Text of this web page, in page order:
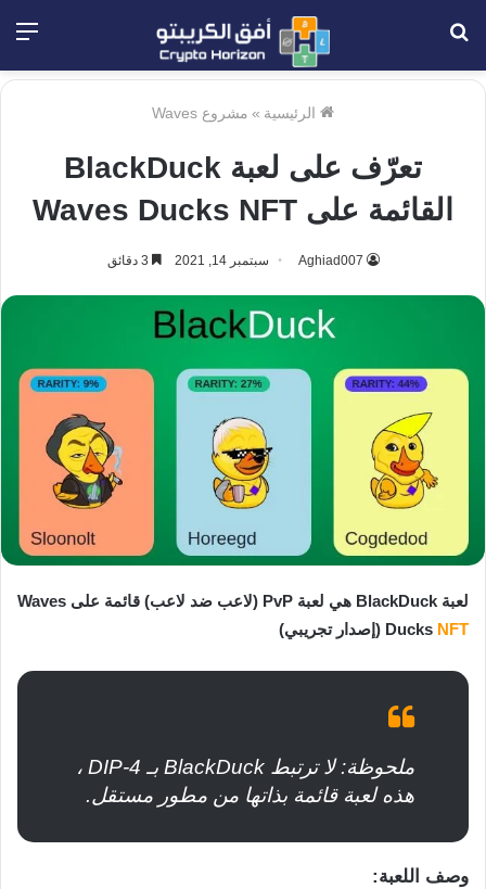
الرئيسية » مشروع Waves
تعرّف على لعبة BlackDuck
القائمة على Waves Ducks NFT
Aghiad007 سبتمبر 14, 2021
لعبة BlackDuck هي لعبة PvP (لاعب ضد لاعب) قائمة على Waves
Ducks NFT (إصدار تجريبي)‌‌
ملحوظة: لا ترتبط BlackDuck بـ DIP-4 ،
هذه لعبة قائمة بذاتها من مطور مستقل.‌‌
وصف‌‌ اللعبة: